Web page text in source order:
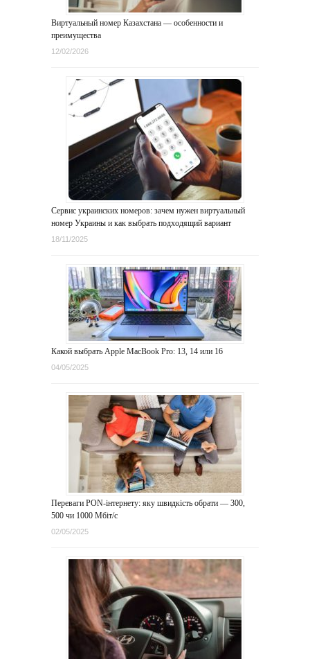
Виртуальный номер Казахстана — особенности и
преимущества
12/02/2026
Сервис украинских номеров: зачем нужен виртуальный
номер Украины и как выбрать подходящий вариант
18/11/2025
Какой выбрать Apple MacBook Pro: 13, 14 или 16
04/05/2025
Переваги PON-інтернету: яку швидкість обрати — 300,
500 чи 1000 Мбіт/с
02/05/2025